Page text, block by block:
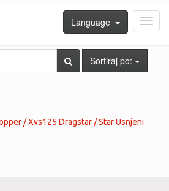
Language
Sortiraj po:
/ Xvs125 Dragstar / Star Usnjeni